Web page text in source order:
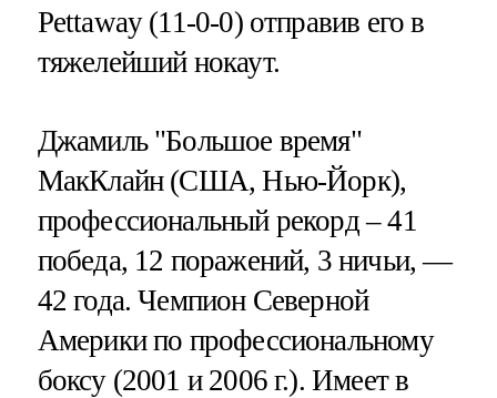
Pettaway (11-0-0) отправив его в
тяжелейший нокаут.
Джамиль "Большое время"
МакКлайн (США, Нью-Йорк),
профессиональный рекорд – 41
победа, 12 поражений, 3 ничьи, —
42 года. Чемпион Северной
Америки по профессиональному
боксу (2001 и 2006 г.). Имеет в